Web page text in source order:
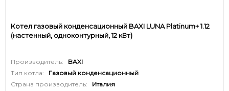
Котел газовый конденсационный BAXI LUNA Platinum+ 1.12
(настенный, одноконтурный, 12 кВт)
Производитель:
BAXI
Тип котла:
Газовый конденсационный
Страна производитель:
Италия